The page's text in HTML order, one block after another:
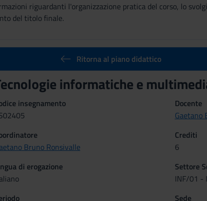
riguardanti l'organizzazione pratica del corso, lo
del titolo finale.
Ritorna al piano didattico
informatiche e
insegnamento
Docente
Gaetano
Bruno Ronsivalle
Crediti
6
di erogazione
Settore
INF/01 -
Sede